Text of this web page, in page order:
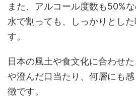
また、アルコール度数も50%
水で割っても、しっかりとし
す。
日本の風土や食文化に合わせ
や澄んだ口当たり、何層にも
徴です。